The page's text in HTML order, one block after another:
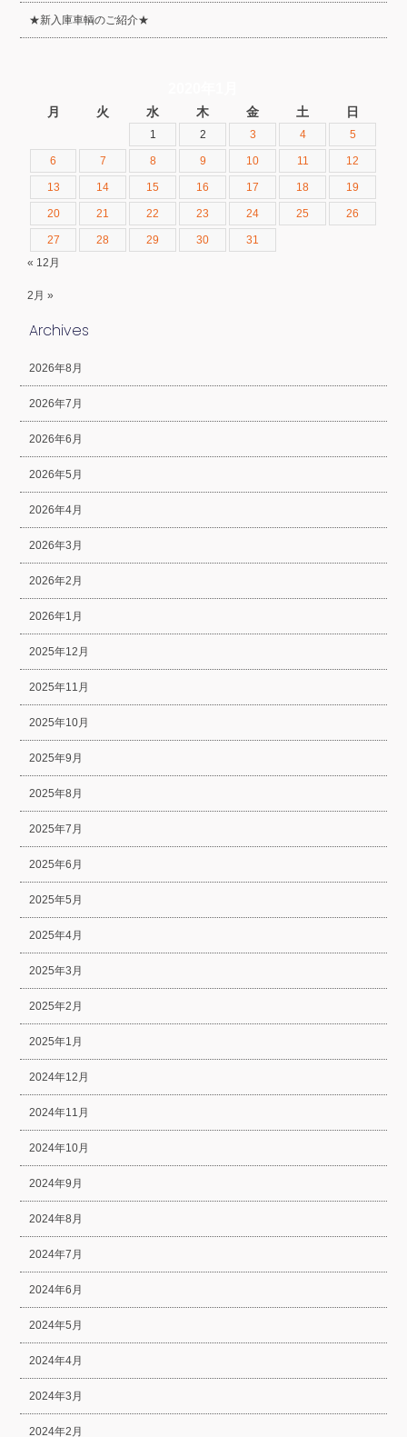
★新入庫車輌のご紹介★
月 火 水 木 金 土 日
1 2 3 4 5
6 7 8 9 10 11 12
13 14 15 16 17 18 19
20 21 22 23 24 25 26
27 28 29 30
31
« 12月
2月 »
Archives
2026年8月
2026年7月
2026年6月
2026年5月
2026年4月
2026年3月
2026年2月
2026年1月
2025年12月
2025年11月
2025年10月
2025年9月
2025年8月
2025年7月
2025年6月
2025年5月
2025年4月
2025年3月
2025年2月
2025年1月
2024年12月
2024年11月
2024年10月
2024年9月
2024年8月
2024年7月
2024年6月
2024年5月
2024年4月
2024年3月
2024年2月